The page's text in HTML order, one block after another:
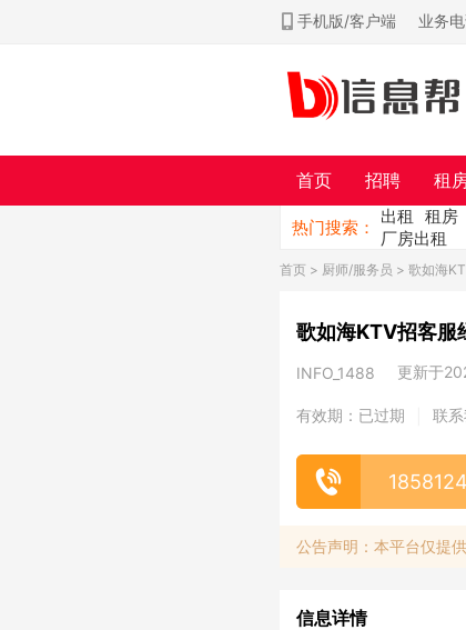
手机版/客户端 业务
首页 招聘 租
热门搜索：
出租 租房
厂房出租
首页 > 厨师/服务员 > 歌如海
歌如海KTV招客服
INFO_1488 更新于
有效期：已过期 联
公告声明：本平台仅提
信息详情